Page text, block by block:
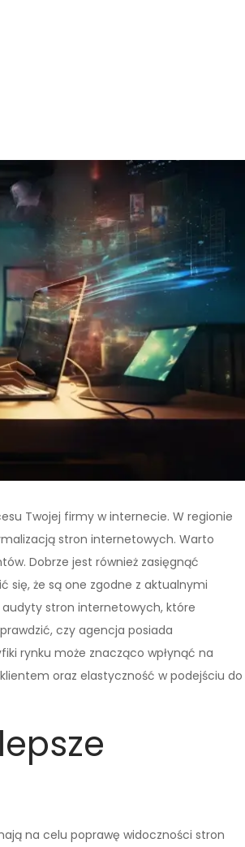
Twojej firmy w internecie. W regionie
stron internetowych. Warto
Dobrze jest również zasięgnąć
że są one zgodne z aktualnymi
stron internetowych, które
czy agencja posiada
rynku może znacząco wpłynąć na
oraz elastyczność w podejściu do
na celu poprawę widoczności stron